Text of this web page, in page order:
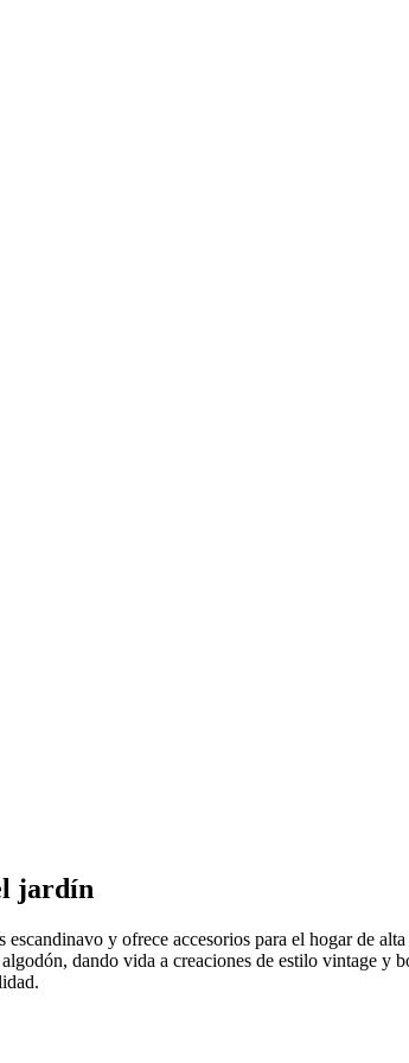
jardín
escandinavo y ofrece accesorios para el hogar de
dando vida a creaciones de estilo vintage